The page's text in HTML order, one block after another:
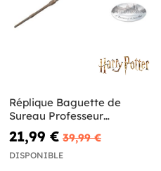
Réplique Baguette de
Sureau Professeur
Dumbledore - Harry Potter
21,99 € 39,99 €
DISPONIBLE